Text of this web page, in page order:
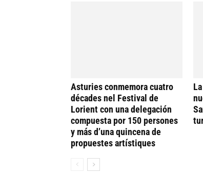
Asturies conmemora cuatro
décades nel Festival de
Lorient con una delegación
compuesta por 150 persones
y más d’una quincena de
propuestes artístiques